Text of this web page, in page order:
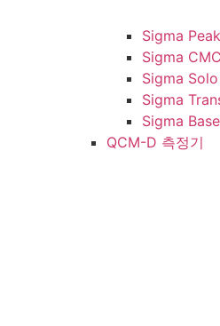
Sigma Peak
Sigma CMC
Sigma Solo
Sigma
Sigma Base
QCM-D 측정기